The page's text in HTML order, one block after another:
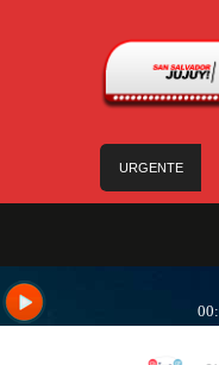
URGENTE